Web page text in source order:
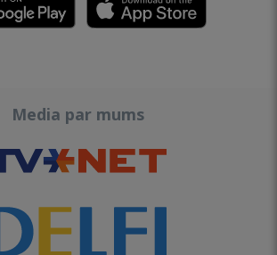
Media par mums